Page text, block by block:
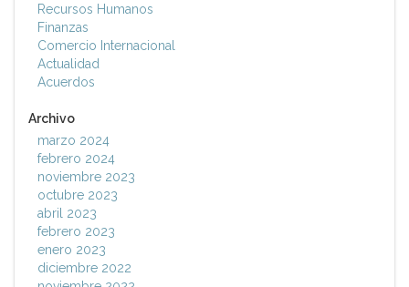
Recursos Humanos
Finanzas
Comercio Internacional
Actualidad
Acuerdos
Archivo
marzo 2024
febrero 2024
noviembre 2023
octubre 2023
abril 2023
febrero 2023
enero 2023
diciembre 2022